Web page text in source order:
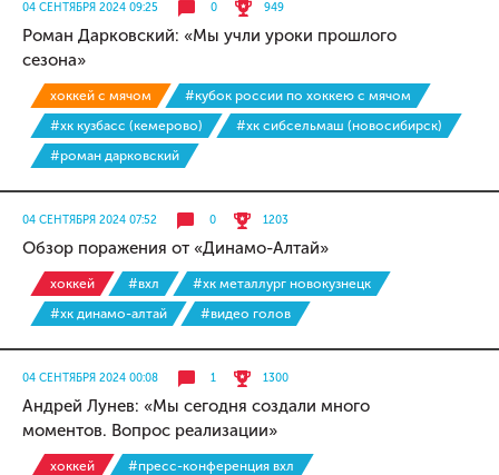
04 СЕНТЯБРЯ 2024 09:25 0 949
Роман Дарковский: «Мы учли уроки прошлого
сезона»
хоккей с мячом
#кубок россии по хоккею с мячом
#хк кузбасс (кемерово)
#хк сибсельмаш (новосибирск)
#роман дарковский
04 СЕНТЯБРЯ 2024 07:52 0 1203
Обзор поражения от «Динамо-Алтай»
хоккей #вхл
#хк металлург новокузнецк
#хк динамо-алтай
#видео голов
04 СЕНТЯБРЯ 2024 00:08 1 1300
Андрей Лунев: «Мы сегодня создали много
моментов. Вопрос реализации»
хоккей
#пресс-конференция вхл